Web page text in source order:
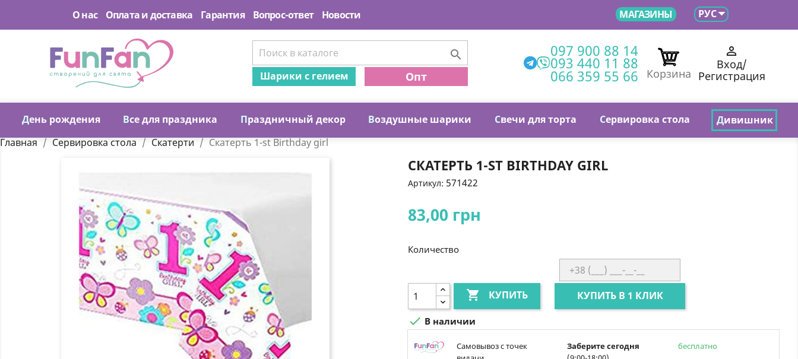
О нас Оплата и доставка Гарантия Вопрос-ответ Новости МАГАЗИНЫ РУС
День рождения Все для праздника Праздничный декор Воздушные шарики Свечи для торта Сервировка стола Дивишник

Шарики с гелием Опт
097 900 88 14
093 440 11 88
066 359 55 66 Корзина

Вход/
Регистрация
Главная Сервировка стола Скатерти Скатерть 1-st Birthday girl
СКАТЕРТЬ 1-ST BIRTHDAY GIRL
Артикул: 571422
83,00 грн
Количество
 КУПИТЬ КУПИТЬ В 1 КЛИК
 В наличии
Самовывоз с точек
Заберите сегодня
бесплатно